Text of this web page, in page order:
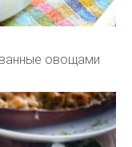
овощами